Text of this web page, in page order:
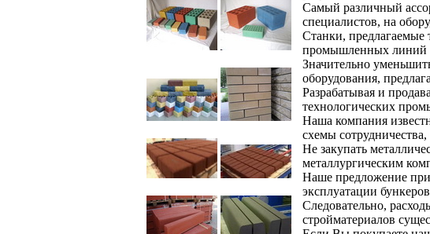
Самый различный
специалистов, на
Станки, предлагаемые
промышленных линий
Значительно
оборудования,
Разрабатывая и
технологических
Наша компания
схемы
Не закупать
металлургическим
Наше предложение
эксплуатации
Следовательно,
стройматериалов